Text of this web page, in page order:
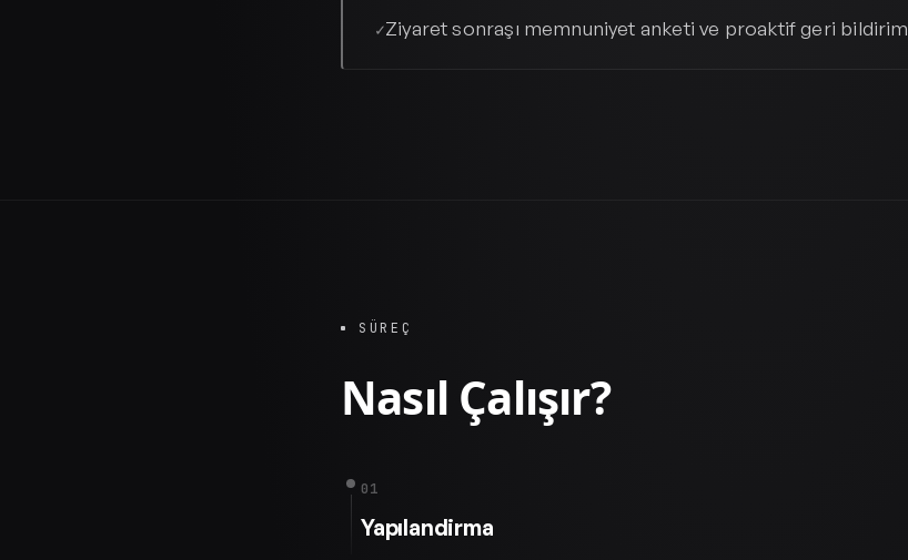
✓Ziyaret sonraşı memnuniyet anketi ve proaktif geri bildirim
SÜREÇ
Nasıl Çalışır?
01
Yapılandirma